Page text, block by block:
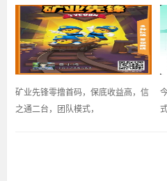
矿业先锋零撸首码，保底收益高，信
之通二台，团队模式，